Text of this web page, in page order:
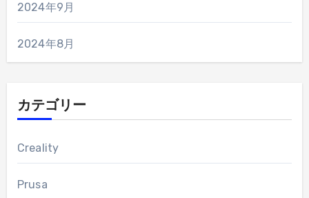
2024年9月
2024年8月
カテゴリー
Creality
Prusa